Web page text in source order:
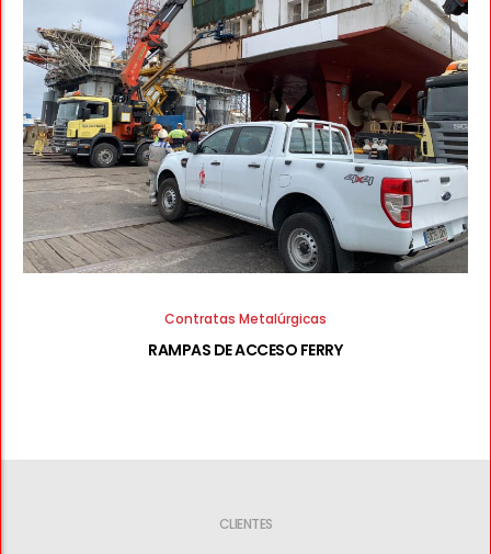
Contratas Metalúrgicas
RAMPAS DE ACCESO FERRY
CLIENTES